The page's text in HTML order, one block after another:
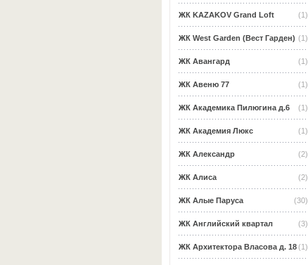
(1)
ЖК KAZAKOV Grand Loft
(1)
ЖК West Garden (Вест Гарден)
(1)
ЖК Авангард
(1)
ЖК Авеню 77
(1)
ЖК Академика Пилюгина д.6
(1)
ЖК Академия Люкс
(2)
ЖК Александр
(2)
ЖК Алиса
(30)
ЖК Алые Паруса
(3)
ЖК Английский квартал
(1)
ЖК Архитектора Власова д. 18